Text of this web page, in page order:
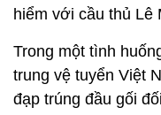
hiểm với cầu thủ Lê
Trong một tình
trung vệ tuyển Việt
đạp trúng đầu gối